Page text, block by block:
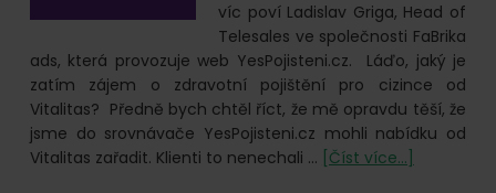
víc poví Ladislav Griga, Head of
Telesales ve společnosti FaBrika
ads, která provozuje web YesPojisteni.cz. Láďo, jaký je
zatím zájem o zdravotní pojištění pro cizince od
Vitalitas? Předně bych chtěl říct, že mě opravdu těší, že
jsme do srovnávače YesPojisteni.cz mohli nabídku od
Vitalitas zařadit. Klienti to nenechali … [Číst více...]